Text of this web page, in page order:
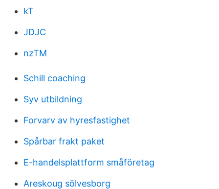
kT
JDJC
nzTM
Schill coaching
Syv utbildning
Forvarv av hyresfastighet
Spårbar frakt paket
E-handelsplattform småföretag
Areskoug sölvesborg